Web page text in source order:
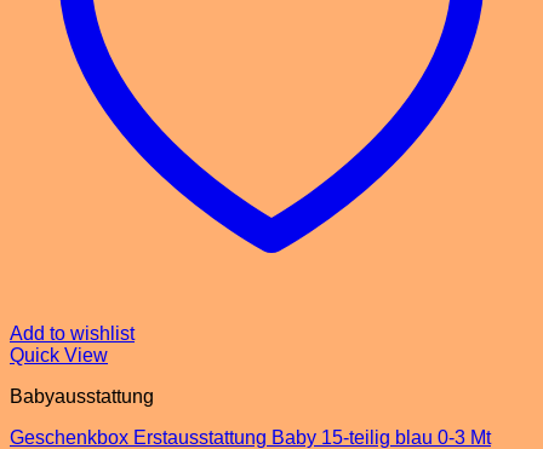
Add to wishlist
Quick View
Babyausstattung
Geschenkbox Erstausstattung Baby 15-teilig blau 0-3 Mt